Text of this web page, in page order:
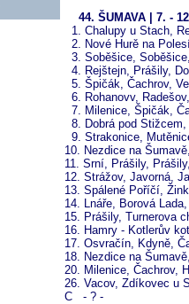
44. ŠUMAVA | 7. -
1. Chalupy u Stach,
2. Nové Hurě na
3. Soběšice,
4. Rejštejn, Prášily,
5. Špičák, Čachrov,
6. Rohanovv,
7. Milenice, Špičák,
8. Dobrá pod
9. Strakonice,
10. Nezdice na
11. Srní, Prášily,
12. Strážov, Javorná,
13. Spálené Poříčí,
14. Lnáře, Borová
15. Prášily, Turnerova
16. Hamry - Kotlerův
17. Osvračín, Kdyně,
18. Nezdice na
20. Milenice, Čachrov,
26. Vacov, Zdíkovec u
C - ? -